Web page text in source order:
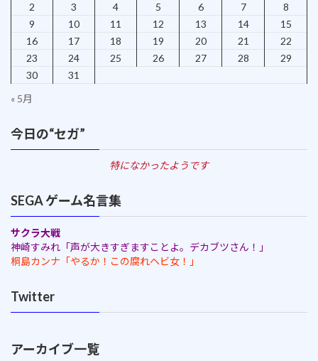
2
3 4 5 6 7
8
9
10 11 12 13 14
15
16
17 18 19 20 21
22
23
24 25 26 27 28
29
30
31
« 5月
今日の“セガ”
特になかったようです
SEGA ゲーム名言集
サクラ大戦
神崎すみれ「声が大きすぎますことよ。デカブツさん！」
桐島カンナ「やるか！この腐れヘビ女！」
Twitter
アーカイブ一覧